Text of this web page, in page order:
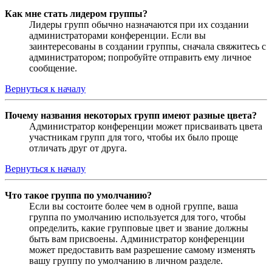
Как мне стать лидером группы?
Лидеры групп обычно назначаются при их создании
администраторами конференции. Если вы
заинтересованы в создании группы, сначала свяжитесь с
администратором; попробуйте отправить ему личное
сообщение.
Вернуться к началу
Почему названия некоторых групп имеют разные цвета?
Администратор конференции может присваивать цвета
участникам групп для того, чтобы их было проще
отличать друг от друга.
Вернуться к началу
Что такое группа по умолчанию?
Если вы состоите более чем в одной группе, ваша
группа по умолчанию используется для того, чтобы
определить, какие групповые цвет и звание должны
быть вам присвоены. Администратор конференции
может предоставить вам разрешение самому изменять
вашу группу по умолчанию в личном разделе.